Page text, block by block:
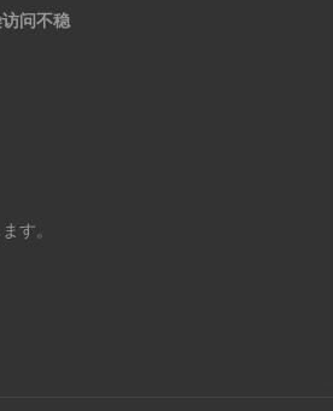
问不稳
す。